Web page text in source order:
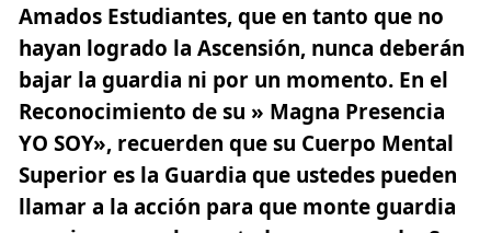
Amados Estudiantes, que en tanto que no
hayan logrado la Ascensión, nunca deberán
bajar la guardia ni por un momento. En el
Reconocimiento de su » Magna Presencia
YO SOY», recuerden que su Cuerpo Mental
Superior es la Guardia que ustedes pueden
llamar a la acción para que monte guardia